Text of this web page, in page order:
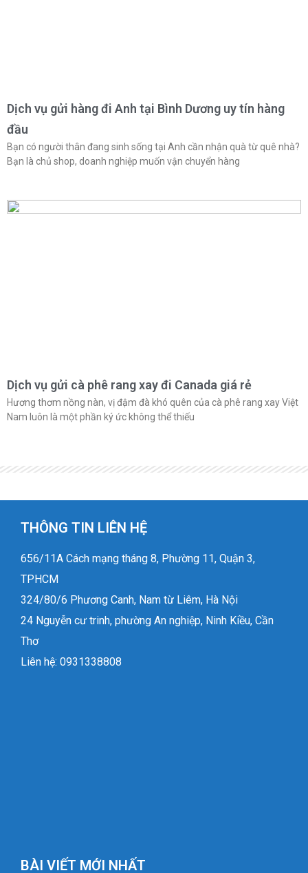
Dịch vụ gửi hàng đi Anh tại Bình Dương uy tín hàng
đầu
Bạn có người thân đang sinh sống tại Anh cần nhận quà từ quê nhà?
Bạn là chủ shop, doanh nghiệp muốn vận chuyển hàng
Dịch vụ gửi cà phê rang xay đi Canada giá rẻ
Hương thơm nồng nàn, vị đậm đà khó quên của cà phê rang xay Việt
Nam luôn là một phần ký ức không thể thiếu
THÔNG TIN LIÊN HỆ
656/11A Cách mạng tháng 8, Phường 11, Quận 3,
TPHCM
324/80/6 Phương Canh, Nam từ Liêm, Hà Nội
24 Nguyễn cư trinh, phường An nghiệp, Ninh Kiều, Cần
Thơ
Liên hệ: 0931338808
BÀI VIẾT MỚI NHẤT